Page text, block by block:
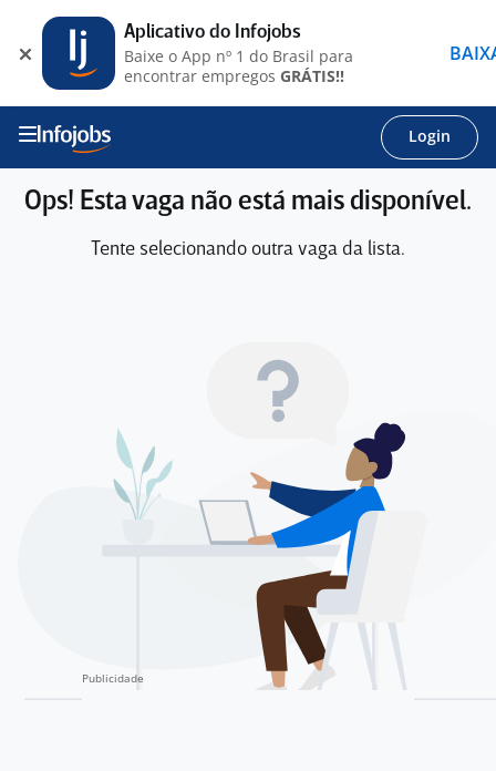
Login
Ops! Esta vaga não está mais disponível.
Tente selecionando outra vaga da lista.
Aplicativo do Infojobs
Baixe o App nº 1 do Brasil para
encontrar empregos GRÁTIS!!